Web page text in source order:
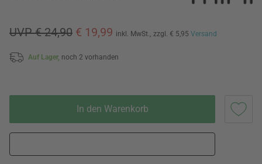
UVP € 24,90 € 19,99 inkl. MwSt., zzgl. € 5,95 Versand
Auf Lager, noch 2 vorhanden
In den Warenkorb